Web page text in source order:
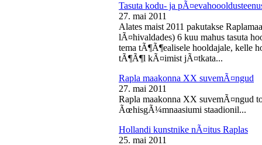
Tasuta kodu- ja
27. mai 2011
Alates maist 2011 pakutakse
lÃ¤hivaldades) 6 kuu mahus tasuta
tema tÃ¶Ã¶ealisele hooldajale, kelle
tÃ¶Ã¶l kÃ¤imist jÃ¤tkata...
Rapla maakonna XX suvemÃ¤ngud
27. mai 2011
Rapla maakonna XX suvemÃ¤ngud
ÃœhisgÃ¼mnaasiumi staadionil...
Hollandi kunstnike nÃ¤itus Raplas
25. mai 2011